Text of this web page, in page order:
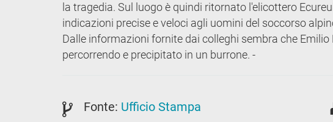
la tragedia. Sul luogo è quindi ritornato l'elicottero
indicazioni precise e veloci agli uomini del soccorso
Dalle informazioni fornite dai colleghi sembra che
percorrendo e precipitato in un burrone. -
Fonte: Ufficio Stampa